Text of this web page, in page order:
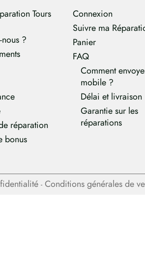
Tours
?
réparation
bonus
Connexion
Suivre ma
Panier
FAQ
Comment
mobile ?
Délai et livraison
Garantie sur les
réparations
- Conditions générales de